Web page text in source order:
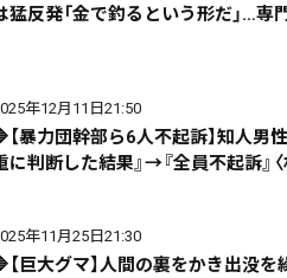
猛反発「金で釣るという形だ」…専
年12月11日21:50
【暴力団幹部ら6人不起訴】知人
に判断した結果』→『全員不起訴』
年11月25日21:30
【巨大グマ】人間の裏をかき出没
道北 道央 道南